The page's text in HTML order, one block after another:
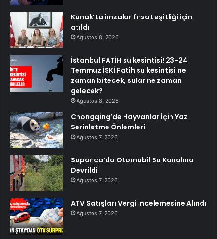
Konak’ta imzalar fırsat eşitliği için
atıldı
Ağustos 8, 2026
İstanbul FATİH su kesintisi! 23-24
Temmuz İSKİ Fatih su kesintisi ne
zaman bitecek, sular ne zaman
gelecek?
Ağustos 8, 2026
Chongqing’de Hayvanlar İçin Yaz
Serinletme Önlemleri
Ağustos 7, 2026
Sapanca’da Otomobil Su Kanalına
Devrildi
Ağustos 7, 2026
ATV Satışları Vergi İncelemesine Alındı
Ağustos 7, 2026